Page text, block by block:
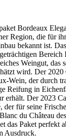
Bordeaux
Region, die für
bekannt ist.
Bereich
Weingut, das
wird. Der 2020
Wein, der durch
Reifung in
erhält. Der 2023
der für seine
du Château
das Paket perfekt
Ausdruck.